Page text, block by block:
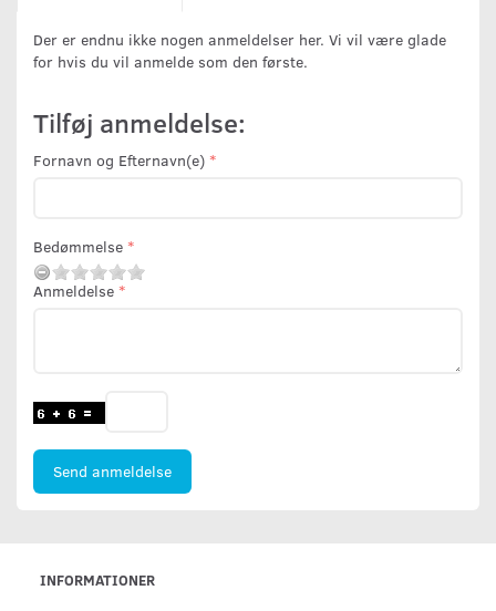
Der er endnu ikke nogen anmeldelser her. Vi vil være glade
for hvis du vil anmelde som den første.
Tilføj anmeldelse:
Fornavn og Efternavn(e)
Bedømmelse
Anmeldelse
Send anmeldelse
INFORMATIONER